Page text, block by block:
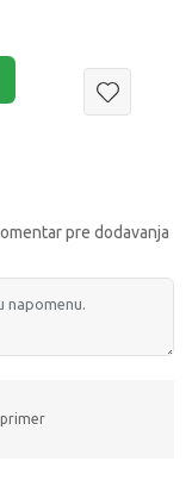
pre dodavanja